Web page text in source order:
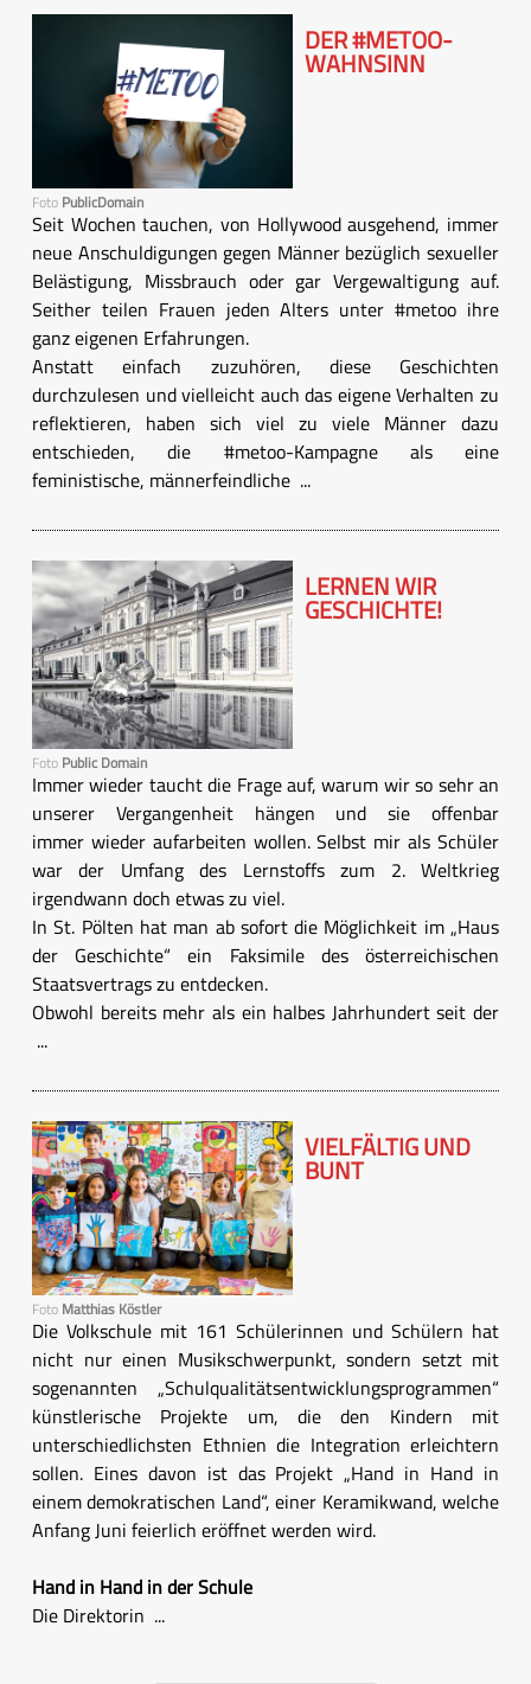
Foto PublicDomain
DER #METOO-
WAHNSINN
Seit Wochen tauchen, von Hollywood ausgehend, immer
neue Anschuldigungen gegen Männer bezüglich sexueller
Belästigung, Missbrauch oder gar Vergewaltigung auf.
Seither teilen Frauen jeden Alters unter #metoo ihre
ganz eigenen Erfahrungen.
Anstatt einfach zuzuhören, diese Geschichten
durchzulesen und vielleicht auch das eigene Verhalten zu
reflektieren, haben sich viel zu viele Männer dazu
entschieden, die #metoo-Kampagne als eine
feministische, männerfeindliche ...
Foto Public Domain
LERNEN WIR
GESCHICHTE!
Immer wieder taucht die Frage auf, warum wir so sehr an
unserer Vergangenheit hängen und sie offenbar
immer wieder aufarbeiten wollen. Selbst mir als Schüler
war der Umfang des Lernstoffs zum 2. Weltkrieg
irgendwann doch etwas zu viel.
In St. Pölten hat man ab sofort die Möglichkeit im „Haus
der Geschichte“ ein Faksimile des österreichischen
Staatsvertrags zu entdecken.
Obwohl bereits mehr als ein halbes Jahrhundert seit der
...
Foto Matthias Köstler
VIELFÄLTIG UND
BUNT
Die Volkschule mit 161 Schülerinnen und Schülern hat
nicht nur einen Musikschwerpunkt, sondern setzt mit
sogenannten „Schulqualitätsentwicklungsprogrammen“
künstlerische Projekte um, die den Kindern mit
unterschiedlichsten Ethnien die Integration erleichtern
sollen. Eines davon ist das Projekt „Hand in Hand in
einem demokratischen Land“, einer Keramikwand, welche
Anfang Juni feierlich eröffnet werden wird.
Hand in Hand in der Schule
Die Direktorin ...